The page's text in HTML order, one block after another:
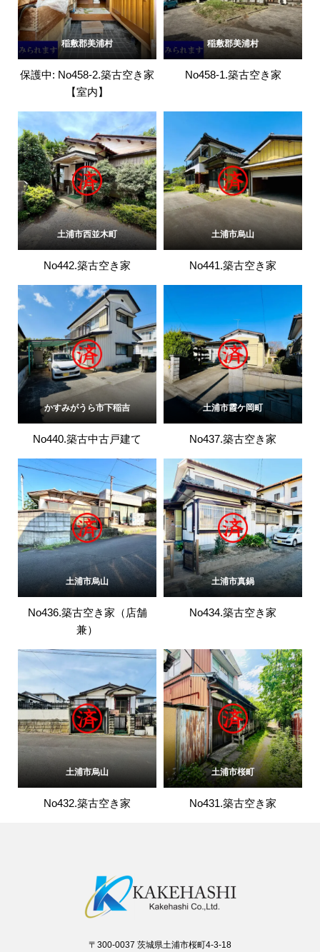
稲敷郡美浦村
保護中: No458-2.築古空き家
【室内】
稲敷郡美浦村
No458-1.築古空き家
土浦市西並木町
No442.築古空き家
土浦市烏山
No441.築古空き家
かすみがうら市下稲吉
No440.築古中古戸建て
土浦市霞ケ岡町
No437.築古空き家
土浦市烏山
No436.築古空き家（店舗
兼）
土浦市真鍋
No434.築古空き家
土浦市烏山
No432.築古空き家
土浦市桜町
No431.築古空き家
〒300-0037 茨城県土浦市桜町4-3-18